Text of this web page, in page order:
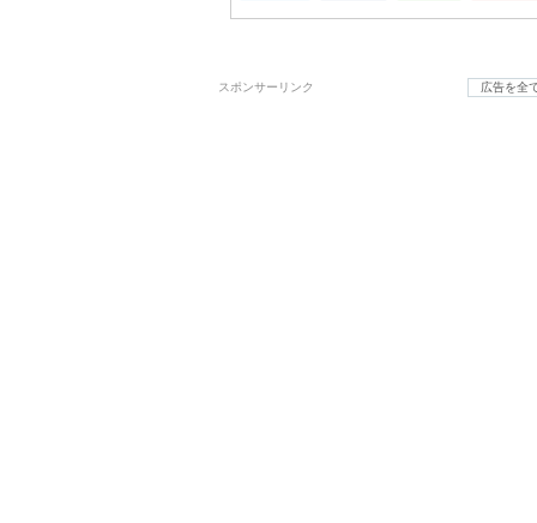
スポンサーリンク 広告を全